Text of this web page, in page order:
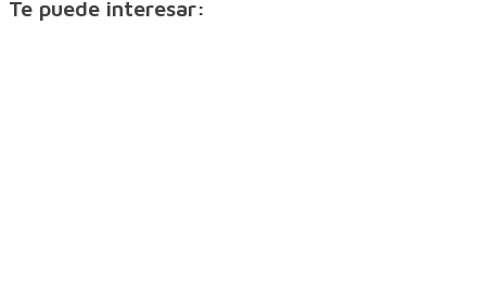
Te puede interesar: